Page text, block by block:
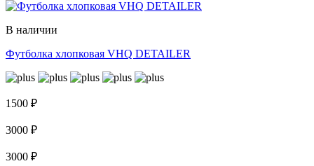
В наличии
Футболка хлопковая VHQ DETAILER
1500 ₽
3000 ₽
3000 ₽